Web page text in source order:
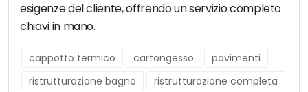
esigenze del cliente, offrendo un servizio completo
chiavi in mano.
cappotto termico cartongesso
pavimenti
ristrutturazione bagno
ristrutturazione completa